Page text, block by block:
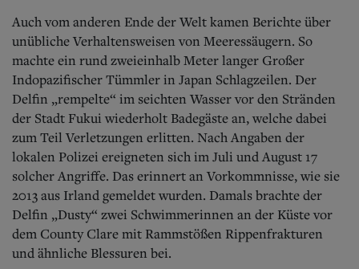
Auch vom anderen Ende der Welt kamen Berichte über
unübliche Verhaltensweisen von Meeressäugern. So
machte ein rund zweieinhalb Meter langer Großer
Indopazifischer Tümmler in Japan Schlagzeilen. Der
Delfin „rempelte“ im seichten Wasser vor den Stränden
der Stadt Fukui wiederholt Badegäste an, welche dabei
zum Teil Verletzungen erlitten. Nach Angaben der
lokalen Polizei ereigneten sich im Juli und August 17
solcher Angriffe. Das erinnert an Vorkommnisse, wie sie
2013 aus Irland gemeldet wurden. Damals brachte der
Delfin „Dusty“ zwei Schwimmerinnen an der Küste vor
dem County Clare mit Rammstößen Rippenfrakturen
und ähnliche Blessuren bei.